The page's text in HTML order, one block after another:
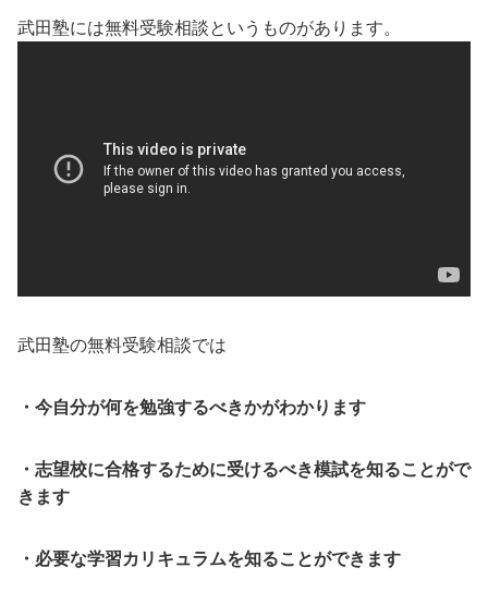
武田塾には無料受験相談というものがあります。
武田塾の無料受験相談では
・今自分が何を勉強するべきかがわかります
・志望校に合格するために受けるべき模試を知ることがで
きます
・必要な学習カリキュラムを知ることができます